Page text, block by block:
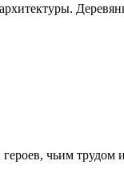
чьим трудом